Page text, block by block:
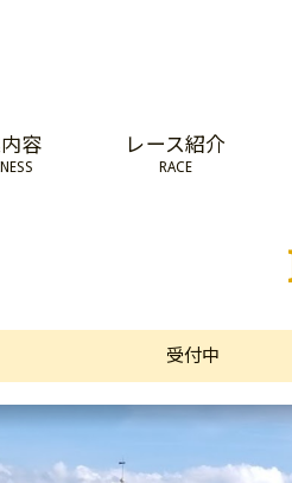
容 レース紹介
RACE
受付中